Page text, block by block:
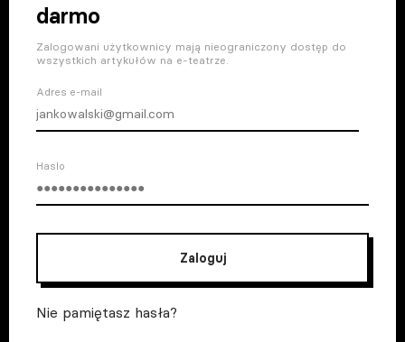
darmo
Zalogowani użytkownicy mają nieograniczony dostęp do
wszystkich artykułów na e-teatrze.
Adres e-mail
Haslo
Zaloguj
Nie pamiętasz hasła?